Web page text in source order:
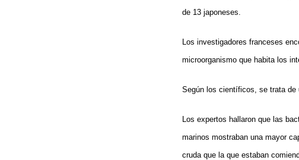
de 13 japoneses.
Los investigadores franceses
microorganismo que habita los
Según los científicos, se trata de
Los expertos hallaron que las
marinos mostraban una mayor
cruda que la que estaban